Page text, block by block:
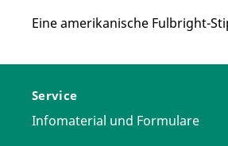
Eine amerikanische Fulbright-
Service
Infomaterial und Formulare